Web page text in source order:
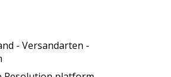
- Versandarten -